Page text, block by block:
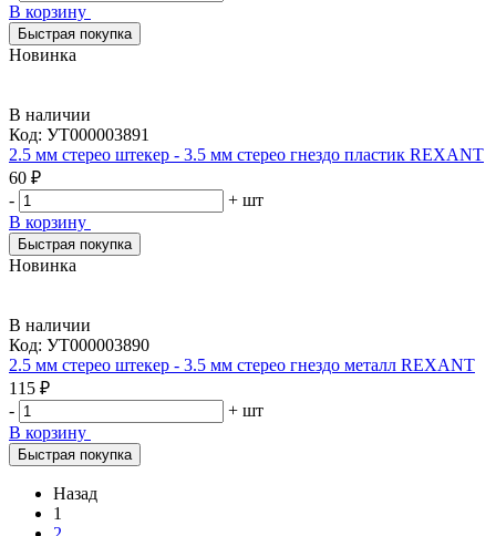
В корзину
Быстрая покупка
Новинка
В наличии
Код: УТ000003891
2.5 мм стерео штекер - 3.5 мм стерео гнездо пластик REXANT
60 ₽
-
+ шт
В корзину
Быстрая покупка
Новинка
В наличии
Код: УТ000003890
2.5 мм стерео штекер - 3.5 мм стерео гнездо металл REXANT
115 ₽
-
+ шт
В корзину
Быстрая покупка
Назад
1